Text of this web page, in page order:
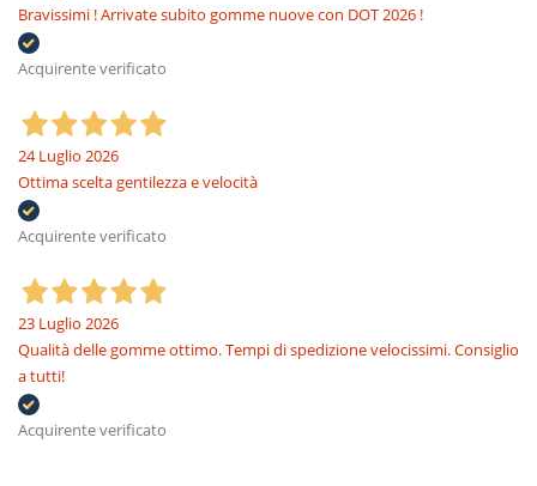
Bravissimi ! Arrivate subito gomme nuove con DOT 2026 !
Acquirente verificato
24 Luglio 2026
Ottima scelta gentilezza e velocità
Acquirente verificato
23 Luglio 2026
Qualità delle gomme ottimo. Tempi di spedizione velocissimi. Consiglio
a tutti!
Acquirente verificato